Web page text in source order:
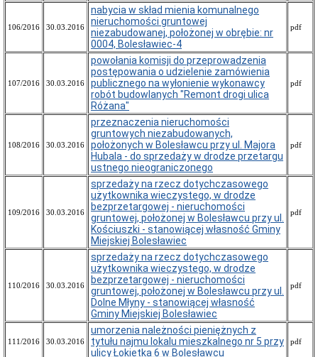
Rady
Zarządzenia
Miasta
Ustaw
Polskie
Województwa
Miasta
Rada
Miasta
Sesja
Miasta
106/2016 30.03.2016
nabycia w skład mienia komunalnego
nieruchomości gruntowej
niezabudowanej, położonej w obrębie: nr
0004, Bolesławiec-4
pdf
107/2016 30.03.2016
powołania komisji do przeprowadzenia
postępowania o udzielenie zamówienia
publicznego na wyłonienie wykonawcy
robót budowlanych "Remont drogi ulica
Różana"
pdf
108/2016 30.03.2016
przeznaczenia nieruchomości
gruntowych niezabudowanych,
położonych w Bolesławcu przy ul. Majora
Hubala - do sprzedaży w drodze przetargu
ustnego nieograniczonego
pdf
109/2016 30.03.2016
sprzedaży na rzecz dotychczasowego
użytkownika wieczystego, w drodze
bezprzetargowej - nieruchomości
gruntowej, położonej w Bolesławcu przy ul.
Kościuszki - stanowiącej własność Gminy
Miejskiej Bolesławiec
pdf
110/2016 30.03.2016
sprzedaży na rzecz dotychczasowego
użytkownika wieczystego, w drodze
bezprzetargowej - nieruchomości
gruntowej, położonej w Bolesławcu przy ul.
Dolne Młyny - stanowiącej własność
Gminy Miejskiej Bolesławiec
pdf
111/2016 30.03.2016
umorzenia należności pieniężnych z
tytułu najmu lokalu mieszkalnego nr 5 przy
ulicy Łokietka 6 w Bolesławcu
pdf